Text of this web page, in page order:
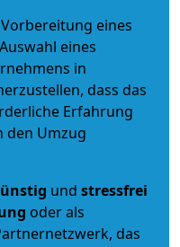
eines
eines
in
dass das
Erfahrung
den Umzug
und stressfrei
oder als
das